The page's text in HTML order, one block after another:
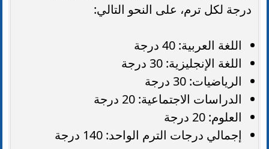
درجة لكل ترم، على النحو التالي:
اللغة العربية: 40 درجة
اللغة الإنجليزية: 30 درجة
الرياضيات: 30 درجة
الدراسات الاجتماعية: 20 درجة
العلوم: 20 درجة
إجمالي درجات الترم الواحد: 140 درجة